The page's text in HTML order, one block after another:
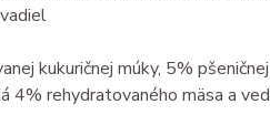
kukuričnej múky, 5%
4% rehydratovaného mäsa a